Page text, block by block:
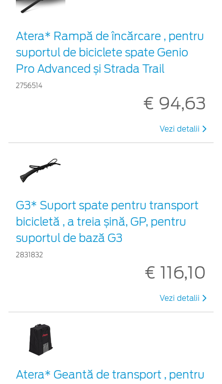
Atera* Rampă de încărcare , pentru
suportul de biciclete spate Genio
Pro Advanced și Strada Trail
2756514
€ 94,63
Vezi detalii
G3* Suport spate pentru transport
bicicletă , a treia șină, GP, pentru
suportul de bază G3
2831832
€ 116,10
Vezi detalii
Atera* Geantă de transport , pentru